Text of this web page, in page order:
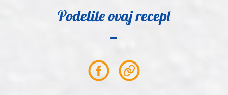
Podelite ovaj recept
Partager
sur
Partager
le